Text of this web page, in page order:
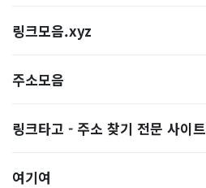
링크모음.xyz
주소모음
링크타고 - 주소 찾기 전문 사이트
여기여